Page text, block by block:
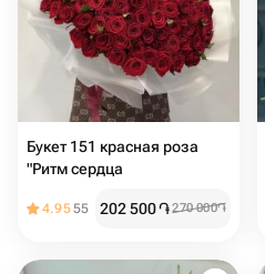
Букет 151 красная роза
"Ритм сердца
4.9555 202 500֏270 000֏